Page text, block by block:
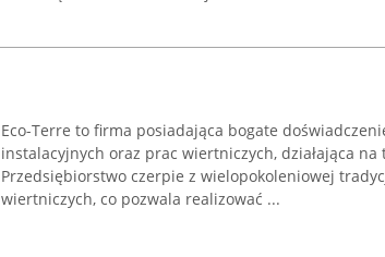
Eco-Terre to firma posiadająca bogate
instalacyjnych oraz prac wiertniczych, działająca na
Przedsiębiorstwo czerpie z wielopokoleniowej
wiertniczych, co pozwala realizować ...